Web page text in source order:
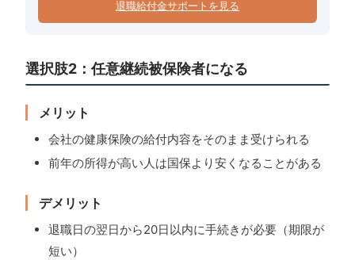
退職給付金サポートを見る
選択肢2：任意継続被保険者になる
メリット
会社の健康保険の給付内容をそのまま受けられる
前年の所得が高い人は国保より安くなることがある
デメリット
退職日の翌日から20日以内に手続きが必要（期限が
短い）